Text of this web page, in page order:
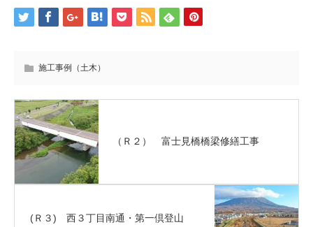
施工事例（土木）
（Ｒ２） 富士見橋橋梁修繕工事
(Ｒ３) 西３丁目南通・第一倶登山